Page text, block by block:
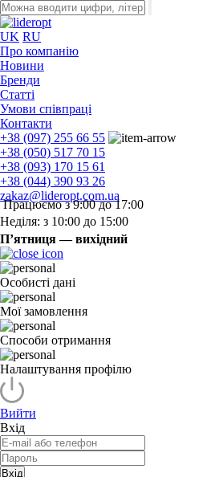
UK RU
Про компанію
Новини
Бренди
Статті
Умови співпраці
Контакти
+38 (097) 255 66 55
+38 (050) 517 70 15
+38 (093) 170 15 61
+38 (044) 390 93 26
zakaz@lideropt.com.ua
Працюємо з 9:00 до 17:00
Неділя: з 10:00 до 15:00
П’ятниця — вихідний
Особисті дані
Мої замовлення
Способи отримання
Налаштування профілю
Вийти
Вхід
Вхід